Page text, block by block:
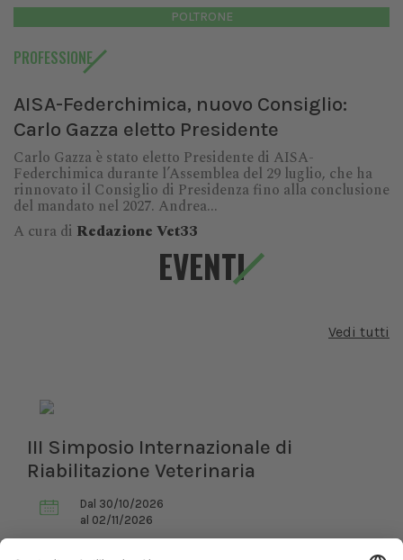
POLTRONE
PROFESSIONE
AISA-Federchimica, nuovo Consiglio:
Carlo Gazza eletto Presidente
Carlo Gazza è stato eletto Presidente di AISA-
Federchimica durante l’Assemblea del 29 luglio, che ha
rinnovato il Consiglio di Presidenza fino alla conclusione
del mandato nel 2027. Andrea...
A cura di Redazione Vet33
EVENTI
Vedi tutti
III Simposio Internazionale di
Riabilitazione Veterinaria
Dal 30/10/2026
al 02/11/2026